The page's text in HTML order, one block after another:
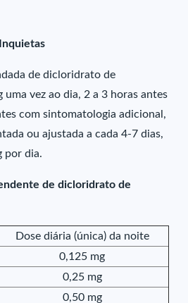
de dicloridrato de
uma vez ao dia, 2 a 3 horas antes
com sintomatologia adicional,
ou ajustada a cada 4-7 dias,
por dia.
de dicloridrato de
Dose diária (única) da noite
0,125 mg
0,25 mg
0,50 mg